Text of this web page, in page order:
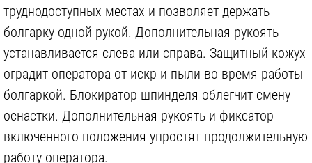
95 р. 150 р.
MATRIX 73153 125Х22 ММ
330 р.
SPARTA 731075 125Х22 ММ
труднодоступных местах и позволяет держать
болгарку одной рукой. Дополнительная рукоять
устанавливается слева или справа. Защитный кожух
оградит оператора от искр и пыли во время работы
болгаркой. Блокиратор шпинделя облегчит смену
оснастки. Дополнительная рукоять и фиксатор
включенного положения упростят продолжительную
работу оператора.